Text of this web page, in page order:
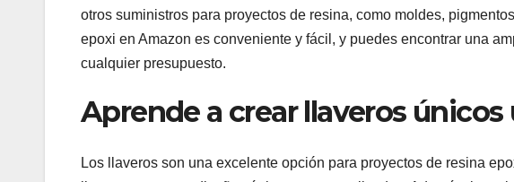
otros suministros para proyectos de resina, como moldes,
epoxi en Amazon es conveniente y fácil, y puedes encontrar una
cualquier presupuesto.
Aprende a crear llaveros
Los llaveros son una excelente opción para proyectos de resina